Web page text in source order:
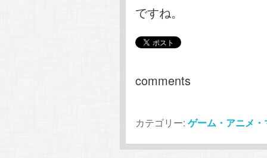
ですね。
comments
カテゴリー: ゲーム・アニメ・